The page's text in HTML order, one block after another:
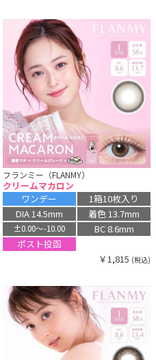
フランミー（FLANMY）
クリームマカロン
ワンデー
1箱10枚入り
DIA 14.5mm
着色 13.7mm
±0.00〜-10.00
BC 8.6mm
ポスト投函
￥1,815 (税込)